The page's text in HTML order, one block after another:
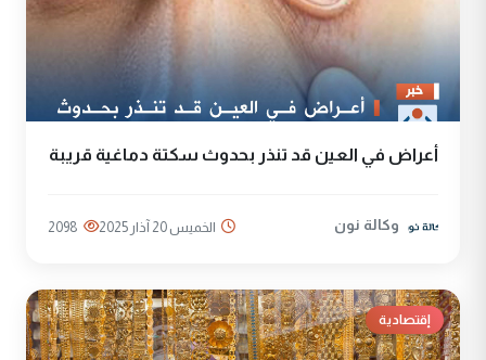
أعراض في العين قد تنذر بحدوث سكتة دماغية قريبة
وكالة نون الخميس 20 آذار 2025 2098
إقتصادية